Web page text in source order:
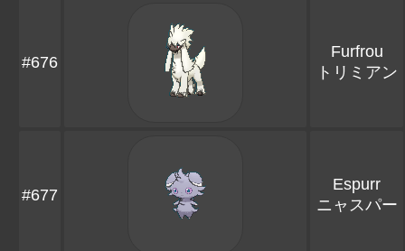
#676
Furfrou
トリミアン
#677
Espurr
ニャスパー